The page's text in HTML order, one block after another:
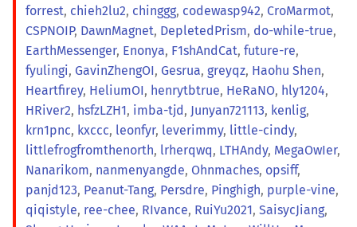
forrest, chieh2lu2, chinggg, codewasp942, CroMarmot,
CSPNOIP, DawnMagnet, DepletedPrism, do-while-true,
EarthMessenger, Enonya, F1shAndCat, future-re,
fyulingi, GavinZhengOI, Gesrua, greyqz, Haohu Shen,
Heartfirey, HeliumOI, henrytbtrue, HeRaNO, hly1204,
HRiver2, hsfzLZH1, imba-tjd , Junyan721113, kenlig,
krn1pnc, kxccc, leonfyr, leverimmy, little-cindy,
littlefrogfromthenorth, lrherqwq, LTHAndy, MegaOwIer,
Nanarikom, nanmenyangde, Ohnmaches, opsiff,
panjd123, Peanut-Tang, Persdre, Pinghigh, purple-vine,
qiqistyle, ree-chee, RIvance, RuiYu2021, SaisycJiang,